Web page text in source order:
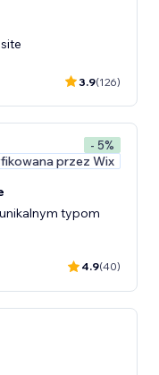
3.9(126)
- 5%
przez Wix
typom
4.9(40)